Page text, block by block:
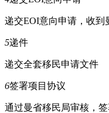
递交EOI意向申请，收
5递件
递交全套移民申请文件
6签署项目协议
通过曼省移民局审核，